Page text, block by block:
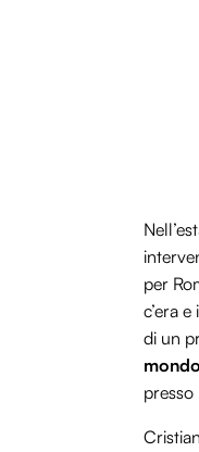
per
c’era
di un
presso